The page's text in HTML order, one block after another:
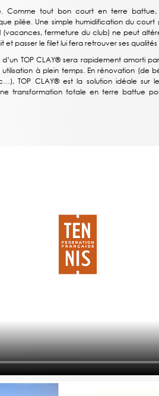
Comme tout bon court en terre battue,
pilée. Une simple humidification du court
fermeture du club) ne peut
et passer le filet lui fera retrouver ses
d’un TOP CLAY® sera rapidement amorti
à plein temps. En rénovation (de
TOP CLAY® est la solution idéale sur
transformation totale en terre battue